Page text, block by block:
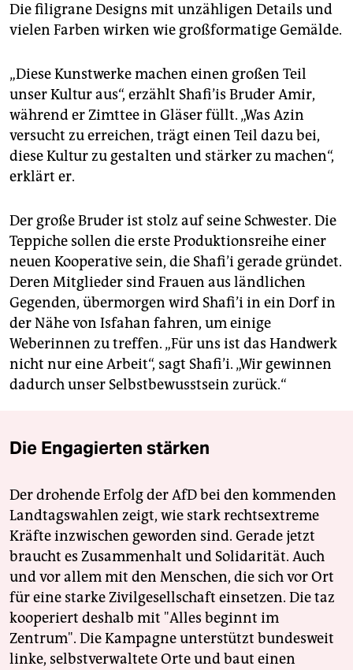
Die filigrane Designs mit unzähligen Details und
vielen Farben wirken wie großformatige Gemälde.
„Diese Kunstwerke machen einen großen Teil
unser Kultur aus“, erzählt Shafi’is Bruder Amir,
während er Zimttee in Gläser füllt. „Was Azin
versucht zu erreichen, trägt einen Teil dazu bei,
diese Kultur zu gestalten und stärker zu machen“,
erklärt er.
Der große Bruder ist stolz auf seine Schwester. Die
Teppiche sollen die erste Produktionsreihe einer
neuen Kooperative sein, die Shafi’i gerade gründet.
Deren Mitglieder sind Frauen aus ländlichen
Gegenden, übermorgen wird Shafi’i in ein Dorf in
der Nähe von Isfahan fahren, um einige
Weberinnen zu treffen. „Für uns ist das Handwerk
nicht nur eine Arbeit“, sagt Shafi’i. „Wir gewinnen
dadurch unser Selbstbewusstsein zurück.“
Die Engagierten stärken
Der drohende Erfolg der AfD bei den kommenden
Landtagswahlen zeigt, wie stark rechtsextreme
Kräfte inzwischen geworden sind. Gerade jetzt
braucht es Zusammenhalt und Solidarität. Auch
und vor allem mit den Menschen, die sich vor Ort
für eine starke Zivilgesellschaft einsetzen. Die taz
kooperiert deshalb mit "Alles beginnt im
Zentrum". Die Kampagne unterstützt bundesweit
linke, selbstverwaltete Orte und baut einen